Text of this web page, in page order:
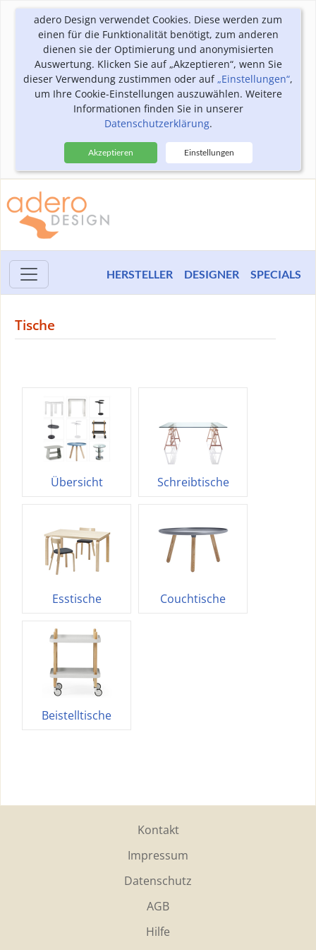
adero Design verwendet Cookies. Diese werden zum
einen für die Funktionalität benötigt, zum anderen
dienen sie der Optimierung und anonymisierten
Auswertung. Klicken Sie auf „Akzeptieren“, wenn Sie
dieser Verwendung zustimmen oder auf„Einstellungen“,
um Ihre Cookie-Einstellungen auszuwählen. Weitere
Informationen finden Sie in unserer
Datenschutzerklärung.
Akzeptieren Einstellungen
HERSTELLER DESIGNER SPECIALS
Tische
Übersicht Schreibtische
Esstische Couchtische
Beistelltische
Kontakt
Impressum
Datenschutz
AGB
Hilfe